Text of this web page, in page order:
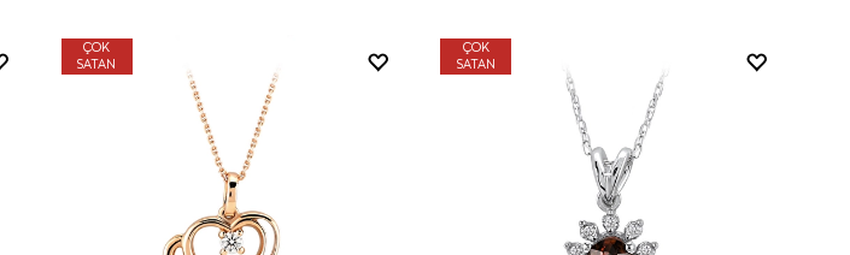
ÇOK
SATAN
ÇOK
SATAN